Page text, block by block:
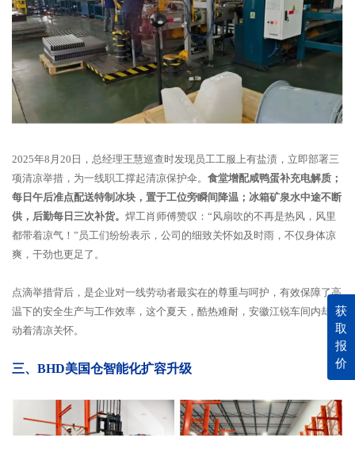
2025年8月20日，总经理王慧巡查时发现员工工服上有盐渍，立即部署三
项清凉举措，为一线职工撑起清凉保护伞。 食堂增配咸鸭蛋补充电解质；
每日午后准点配送特制冰块，置于工位旁瞬间降温；冰箱矿泉水中途不断
供，后勤每日三次补货。 焊工肖师傅赞叹：“风扇吹的不再是热风，风里
都带着凉气！”员工们纷纷表示，公司的细致关怀如及时雨，不仅身体凉
爽，干劲也更足了。
点滴举措背后，是企业对一线劳动者最实在的尊重与呵护，有效保障了高
温下的安全生产与工作效率，这个夏天，酷热难耐，安徽江锐车间内却涌
动着清凉关怀。
三、BHD美国仓智能化扩容升级
获
取
报
价